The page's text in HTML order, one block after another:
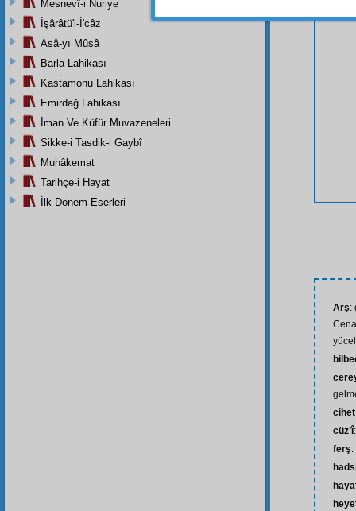
Arş:
cihet
cüz’î
ferş
Mesnevî-i Nuriye
İşârâtü'l-İ'câz
Asâ-yı Mûsâ
Barla Lahikası
Kastamonu Lahikası
Emirdağ Lahikası
İman Ve Küfür Muvazeneleri
Sikke-i Tasdik-i Gaybî
Muhâkemat
Tarihçe-i Hayat
İlk Dönem Eserleri